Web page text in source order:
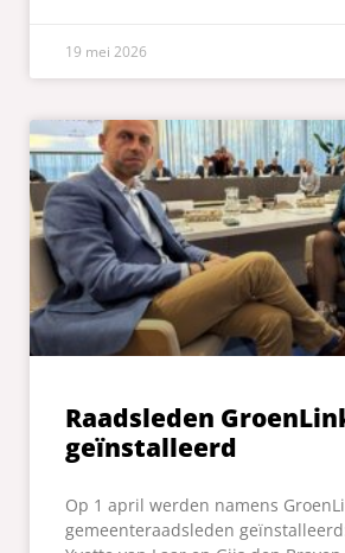
19 mei 2026
Raadsleden
geïnstalleerd
Op 1 april werden namens
gemeenteraadsleden